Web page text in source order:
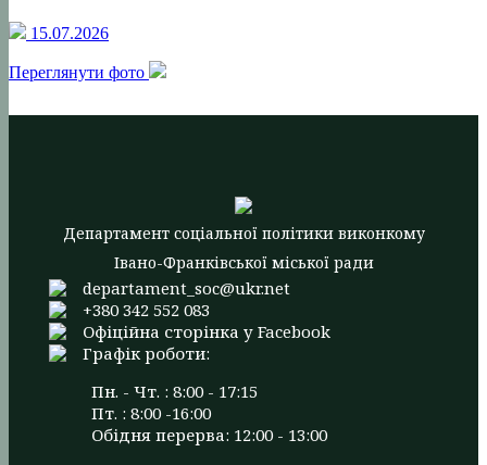
15.07.2026
Переглянути фото
Департамент соціальної політики виконкому
Івано-Франківської міської ради
departament_soc@ukr.net
+380 342 552 083
Офіційна сторінка у Facebook
Графік роботи:
Пн. - Чт. : 8:00 - 17:15
Пт. : 8:00 -16:00
Обідня перерва: 12:00 - 13:00